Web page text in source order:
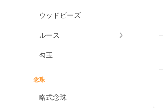
ウッドビーズ
ルース
勾玉
念珠
略式念珠